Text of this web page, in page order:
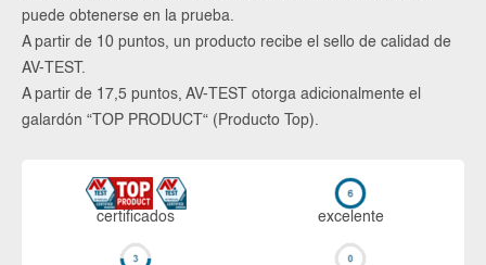
puede obtenerse en la prueba.
A partir de 10 puntos, un producto recibe el sello de calidad de
AV-TEST.
A partir de 17,5 puntos, AV-TEST otorga adicionalmente el
galardón “TOP PRODUCT“ (Producto Top).
certi­ficados ex­ce­len­te